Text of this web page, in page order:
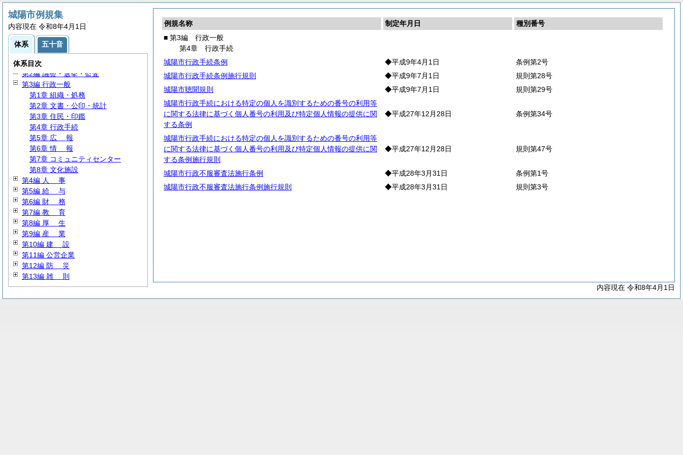
例規名称 制定年月日
種別番号
■ 第3編 行政一般
第4章 行政手続
城陽市行政手続条例
◆平成9年4月1日
条例第2号
城陽市行政手続条例施行規則
◆平成9年7月1日
規則第28号
城陽市聴聞規則
◆平成9年7月1日
規則第29号
城陽市行政手続における特定の個人を識別するための番号の利用等
に関する法律に基づく個人番号の利用及び特定個人情報の提供に関
する条例
◆平成27年12月28日 条例第34号
城陽市行政手続における特定の個人を識別するための番号の利用等
に関する法律に基づく個人番号の利用及び特定個人情報の提供に関
する条例施行規則
◆平成27年12月28日 規則第47号
城陽市行政不服審査法施行条例 ◆平成28年3月31日
条例第1号
城陽市行政不服審査法施行条例施行規則
◆平成28年3月31日 規則第3号
内容現在 令和8年4月1日
城陽市例規集
内容現在 令和8年4月1日
体系 五十音
体系目次
第1編
第2編 議会・選挙・監査
第3編 行政一般
第1章 組織・処務
第2章 文書・公印・統計
第3章 住民・印鑑
第4章 行政手続
第5章 広 報
第6章情 報
第7章 コミュニティセンター
第8章 文化施設
第4編 人 事
第5編 給 与
第6編 財 務
第7編 教 育
第8編 厚 生
第9編 産 業
第10編 建 設
第11編 公営企業
第12編 防 災
第13編 雑 則